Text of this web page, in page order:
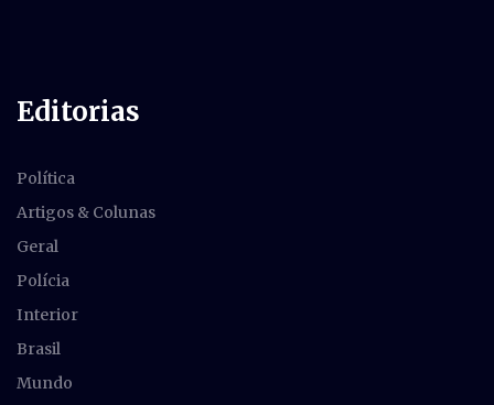
Editorias
Política
Artigos & Colunas
Geral
Polícia
Interior
Brasil
Mundo